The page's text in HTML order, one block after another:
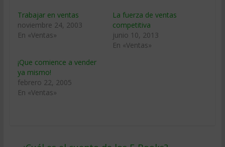
Trabajar en ventas
noviembre 24, 2003
En «Ventas»
La fuerza de ventas
competitiva
junio 10, 2013
En «Ventas»
¡Que comience a vender
ya mismo!
febrero 22, 2005
En «Ventas»